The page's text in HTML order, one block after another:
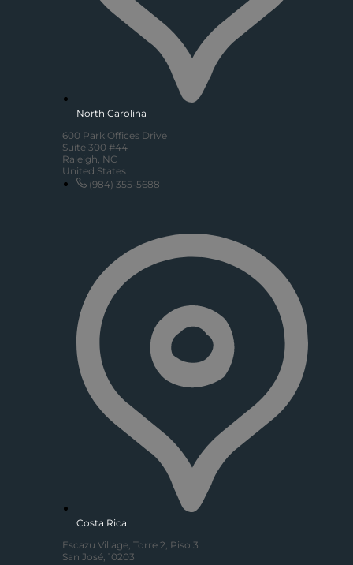
North Carolina
600 Park Offices Drive
Suite 300 #44
Raleigh, NC
United States
(984) 355-5688
Costa Rica
Escazu Village, Torre 2, Piso 3
San José, 10203